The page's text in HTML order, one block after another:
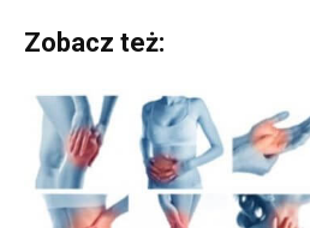
Zobacz też: